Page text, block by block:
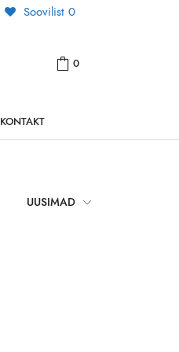
Soovilist 0
0
KONTAKT
UUSIMAD